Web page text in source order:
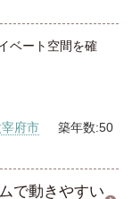
ベート空間を確
宰府市
築年数:50
で動きやすい